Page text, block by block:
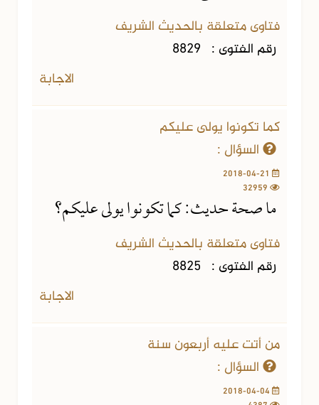
فتاوى متعلقة بالحديث الشريف
رقم الفتوى : 8829
الاجابة
كما تكونوا يولى عليكم
السؤال :
ما صحة حديث: كما تكونوا يولى عليكم؟
فتاوى متعلقة بالحديث الشريف
رقم الفتوى : 8825
الاجابة
من أتت عليه أربعون سنة
السؤال :